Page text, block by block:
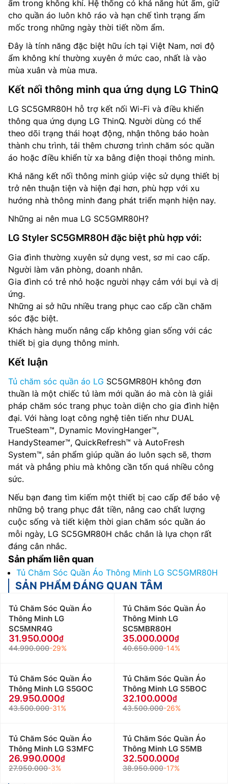
ẩm trong không khí. Hệ thống có khả năng hút ẩm, giữ
cho quần áo luôn khô ráo và hạn chế tình trạng ẩm
mốc trong những ngày thời tiết nồm ẩm.
Đây là tính năng đặc biệt hữu ích tại Việt Nam, nơi độ
ẩm không khí thường xuyên ở mức cao, nhất là vào
mùa xuân và mùa mưa.
Kết nối thông minh qua ứng dụng LG ThinQ
LG SC5GMR80H hỗ trợ kết nối Wi-Fi và điều khiển
thông qua ứng dụng LG ThinQ. Người dùng có thể
theo dõi trạng thái hoạt động, nhận thông báo hoàn
thành chu trình, tải thêm chương trình chăm sóc quần
áo hoặc điều khiển từ xa bằng điện thoại thông minh.
Khả năng kết nối thông minh giúp việc sử dụng thiết bị
trở nên thuận tiện và hiện đại hơn, phù hợp với xu
hướng nhà thông minh đang phát triển mạnh hiện nay.
Những ai nên mua LG SC5GMR80H?
LG Styler SC5GMR80H đặc biệt phù hợp với:
Gia đình thường xuyên sử dụng vest, sơ mi cao cấp.
Người làm văn phòng, doanh nhân.
Gia đình có trẻ nhỏ hoặc người nhạy cảm với bụi và dị
ứng.
Những ai sở hữu nhiều trang phục cao cấp cần chăm
sóc đặc biệt.
Khách hàng muốn nâng cấp không gian sống với các
thiết bị gia dụng thông minh.
Kết luận
Tủ chăm sóc quần áo LG SC5GMR80H không đơn
thuần là một chiếc tủ làm mới quần áo mà còn là giải
pháp chăm sóc trang phục toàn diện cho gia đình hiện
đại. Với hàng loạt công nghệ tiên tiến như DUAL
TrueSteam™, Dynamic MovingHanger™,
HandySteamer™, QuickRefresh™ và AutoFresh
System™, sản phẩm giúp quần áo luôn sạch sẽ, thơm
mát và phẳng phiu mà không cần tốn quá nhiều công
sức.
Nếu bạn đang tìm kiếm một thiết bị cao cấp để bảo vệ
những bộ trang phục đắt tiền, nâng cao chất lượng
cuộc sống và tiết kiệm thời gian chăm sóc quần áo
mỗi ngày, LG SC5GMR80H chắc chắn là lựa chọn rất
đáng cân nhắc.
Sản phẩm liên quan
Tủ Chăm Sóc Quần Áo Thông Minh LG SC5GMR80H
SẢN PHẨM ĐÁNG QUAN TÂM
Tủ Chăm Sóc Quần Áo
Thông Minh LG
SC5MNR4G
31.950.000
44.990.000-29%
Tủ Chăm Sóc Quần Áo
Thông Minh LG
SC5MBR80H
35.000.000
40.650.000-14%
Tủ Chăm Sóc Quần Áo
Thông Minh LG S5GOC
29.950.000
43.500.000-31%
Tủ Chăm Sóc Quần Áo
Thông Minh LG S5BOC
32.100.000
43.500.000-26%
Tủ Chăm Sóc Quần Áo
Thông Minh LG S3MFC
26.990.000
27.950.000-3%
Tủ Chăm Sóc Quần Áo
Thông Minh LG S5MB
32.500.000
38.950.000-17%